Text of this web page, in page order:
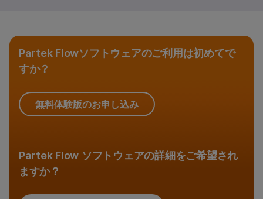
BlueFuse Multi Software
iCreditによるクラウドデータ保存と解析
Partek Flowソフトウェア
お問い合わせ
Partek Flowソフトウェアのご利用は初めてで
すか？
無料体験版のお申し込み
Partek Flow ソフトウェアの詳細をご希望され
ますか？